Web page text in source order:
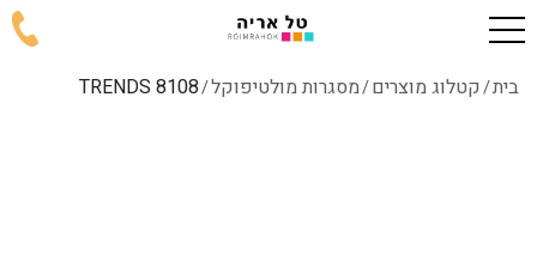
בית/קטלוג מוצרים/מסגרות מולטיפוקל/
8108 TRENDS